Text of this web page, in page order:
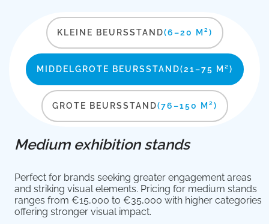
KLEINE BEURSSTAND(6–20 M²)
MIDDELGROTE BEURSSTAND(21–75 M²)
GROTE BEURSSTAND(76–150 M²)
Medium exhibition stands
Perfect for brands seeking greater engagement areas
and striking visual elements. Pricing for medium stands
ranges from €15,000 to €35,000 with higher categories
offering stronger visual impact.